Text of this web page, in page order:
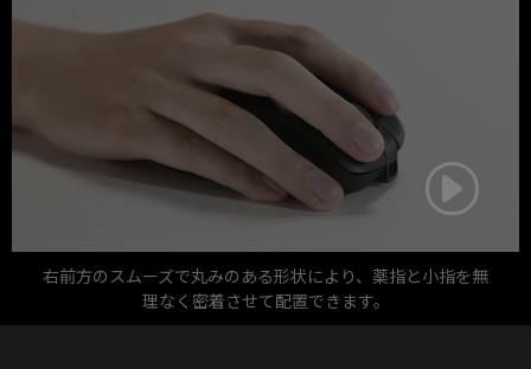
右前方のスムーズで丸みのある形状により、薬指と小指を無
理なく密着させて配置できます。